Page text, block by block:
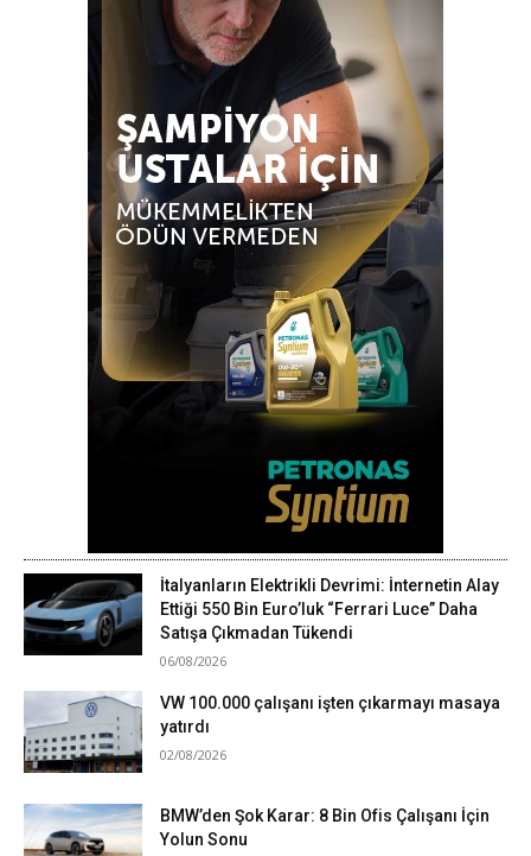
İtalyanların Elektrikli Devrimi: İnternetin Alay
Ettiği 550 Bin Euro’luk “Ferrari Luce” Daha
Satışa Çıkmadan Tükendi
06/08/2026
VW 100.000 çalışanı işten çıkarmayı masaya
yatırdı
02/08/2026
BMW’den Şok Karar: 8 Bin Ofis Çalışanı İçin
Yolun Sonu